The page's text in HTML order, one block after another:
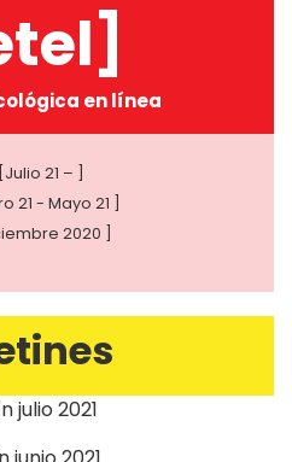
en línea
21 – ]
21 - Mayo 21 ]
2020 ]
julio 2021